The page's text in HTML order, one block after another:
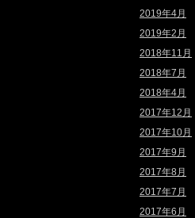
2019年4月
2019年2月
2018年11月
2018年7月
2018年4月
2017年12月
2017年10月
2017年9月
2017年8月
2017年7月
2017年6月